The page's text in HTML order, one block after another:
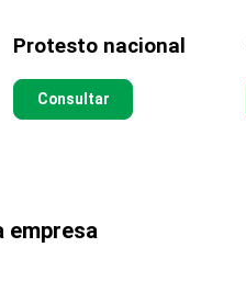
Protesto nacional
Consultar
empresa